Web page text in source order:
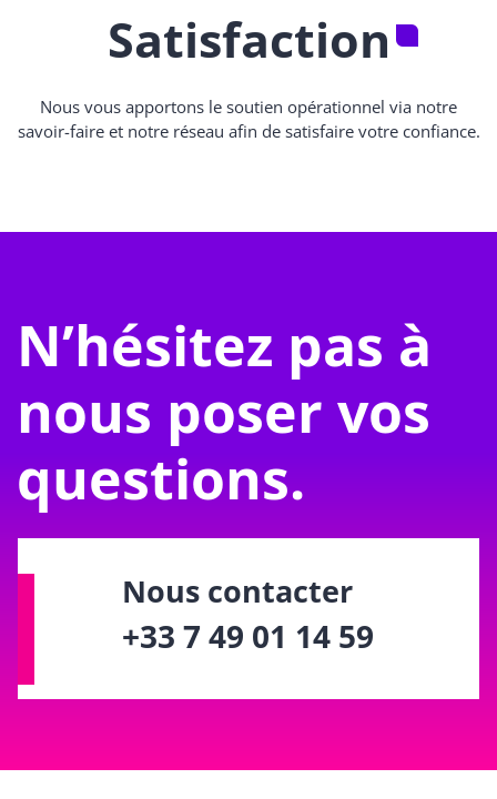
Satisfaction
Nous vous apportons le soutien opérationnel via notre
savoir-faire et notre réseau afin de satisfaire votre confiance.
N’hésitez pas à
nous poser vos
questions.
Nous contacter
+33 7 49 01 14 59